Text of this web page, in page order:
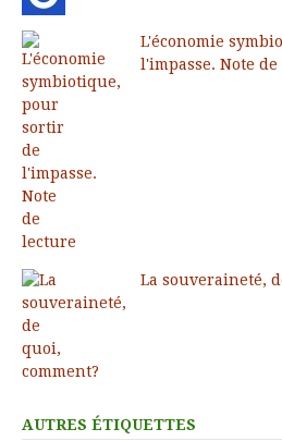
L'économie
l'impasse. Note
La souveraineté,
AUTRES ÉTIQUETTES